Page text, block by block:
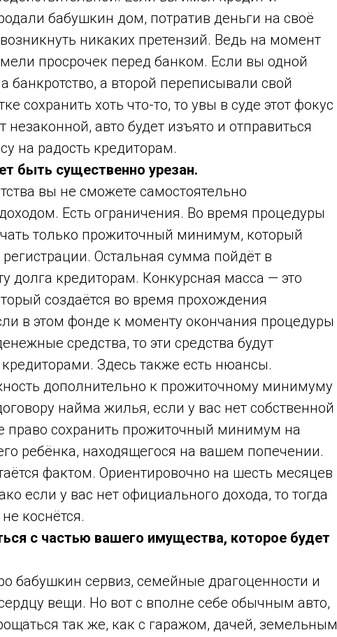
бабушкин дом, потратив деньги на своё
никаких претензий. Ведь на момент
просрочек перед банком. Если вы одной
банкротство, а второй переписывали свой
сохранить хоть что-то, то увы в суде этот фокус
авто будет изъято и отправиться
на радость кредиторам.
быть существенно урезан.
вы не сможете самостоятельно
Есть ограничения. Во время процедуры
только прожиточный минимум, который
Остальная сумма пойдёт в
долга кредиторам. Конкурсная масса — это
создаётся во время прохождения
в этом фонде к моменту окончания процедуры
средства, то эти средства будут
Здесь также есть нюансы.
дополнительно к прожиточному минимуму
найма жилья, если у вас нет собственной
право сохранить прожиточный минимум на
ребёнка, находящегося на вашем попечении.
фактом. Ориентировочно на шесть месяцев
если у вас нет официального дохода, то тогда
коснётся.
с частью вашего имущества, которое будет
бабушкин сервиз, семейные драгоценности и
вещи. Но вот с вполне себе обычным авто,
так же, как с гаражом, дачей, земельным